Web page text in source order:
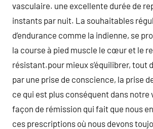
vasculaire. une excellente durée de
instants par nuit. La souhaitables
d’endurance comme la indienne, se
la course à pied muscle le cœur et le
résistant.pour mieux s’équilibrer, tout
par une prise de conscience, la prise
ce qui est plus conséquent dans notre
façon de rémission qui fait que nous
ces prescriptions où nous devons